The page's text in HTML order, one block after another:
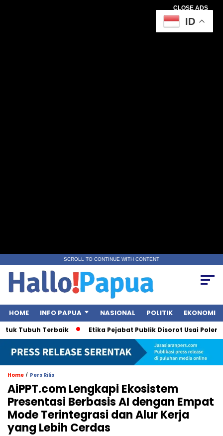
CLOSE ADS
SCROLL TO CONTINUE WITH CONTENT
HOME INFO PAPUA NASIONAL POLITIK EKONOMI
Tubuh Terbaik Etika Pejabat Publik Disorot Usai Polemik
Home / Pers Rilis
AiPPT.com Lengkapi Ekosistem
Presentasi Berbasis AI dengan Empat
Mode Terintegrasi dan Alur Kerja
yang Lebih Cerdas
ID